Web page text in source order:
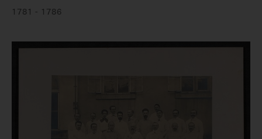
1781 - 1786